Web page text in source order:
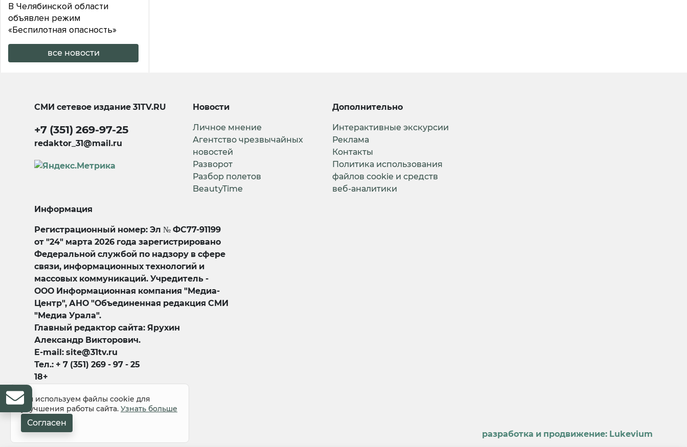
В Челябинской области
объявлен режим
«Беспилотная опасность»
все новости
СМИ сетевое издание31TV.RU
+7 (351) 269-97-25
redaktor_31@mail.ru
Новости
Личное мнение
Агентство чрезвычайных
новостей
Разворот
Разбор полетов
BeautyTime
Дополнительно
Интерактивные экскурсии
Реклама
Контакты
Политика использования
файлов cookie и средств
веб-аналитики
Информация
Регистрационный номер: Эл № ФС77-91199
от "24" марта 2026 года зарегистрировано
Федеральной службой по надзору в сфере
связи, информационных технологий и
массовых коммуникаций. Учредитель -
ООО Информационная компания "Медиа-
Центр", АНО "Объединенная редакция СМИ
"Медиа Урала".
Главный редактор сайта: Ярухин
Александр Викторович.
E-mail: site@31tv.ru
Тел.: + 7 (351) 269 - 97 - 25
18+
© 2008-2026 Все права защищены разработка и продвижение: Lukevium
Мы используем файлы cookie для
улучшения работы сайта. Узнать больше
Согласен